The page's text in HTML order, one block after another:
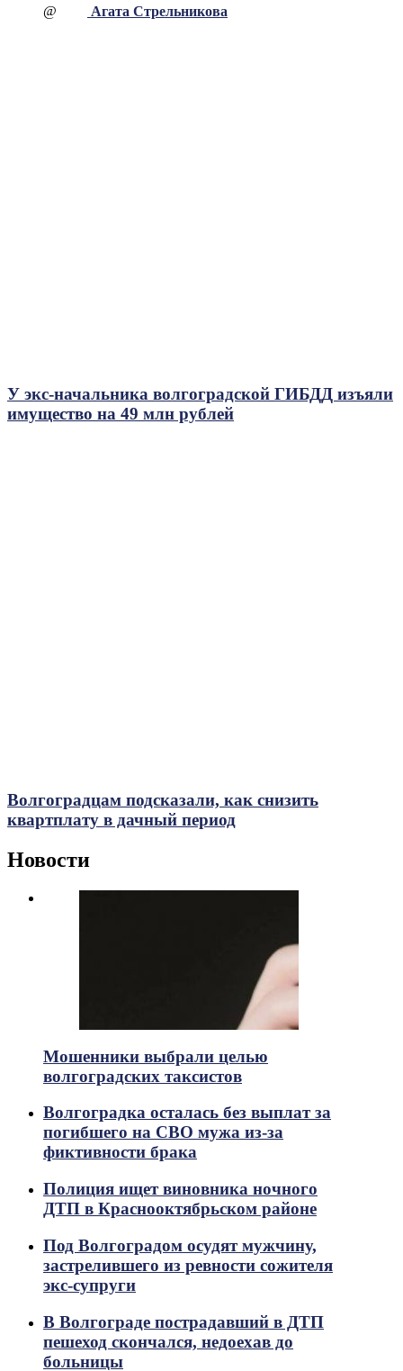
@ Агата Стрельникова
У экс-начальника волгоградской ГИБДД изъяли
имущество на 49 млн рублей
Волгоградцам подсказали, как снизить
квартплату в дачный период
Новости
Мошенники выбрали целью
волгоградских таксистов
Волгоградка осталась без выплат за
погибшего на СВО мужа из-за
фиктивности брака
Полиция ищет виновника ночного
ДТП в Краснооктябрьском районе
Под Волгоградом осудят мужчину,
застрелившего из ревности сожителя
экс-супруги
В Волгограде пострадавший в ДТП
пешеход скончался, недоехав до
больницы